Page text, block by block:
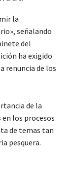
la
señalando
del
ha exigido
renuncia de los
de la
en los procesos
de temas tan
pesquera.